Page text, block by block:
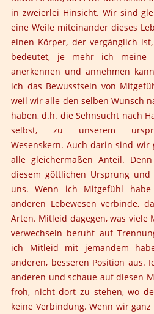
in zweierlei Hinsicht. Wir sind
eine Weile miteinander dieses
einen Körper, der vergänglich
bedeutet, je mehr ich meine
anerkennen und annehmen
ich das Bewusstsein von
weil wir alle den selben Wunsch
haben, d.h. die Sehnsucht nach
selbst, zu unserem
Wesenskern. Auch darin sind
alle gleichermaßen Anteil.
diesem göttlichen Ursprung und
uns. Wenn ich Mitgefühl
anderen Lebewesen verbinde,
Arten. Mitleid dagegen, was viele
verwechseln beruht auf
ich Mitleid mit jemandem
anderen, besseren Position aus.
anderen und schaue auf diesen
froh, nicht dort zu stehen, wo
keine Verbindung. Wenn wir